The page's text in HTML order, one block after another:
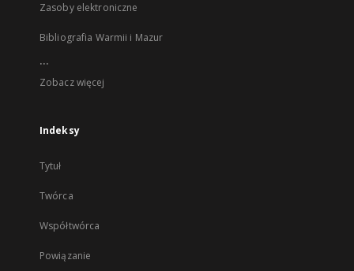
Zasoby elektroniczne
Bibliografia Warmii i Mazur
...
Zobacz więcej
Indeksy
Tytuł
Twórca
Współtwórca
Powiązanie